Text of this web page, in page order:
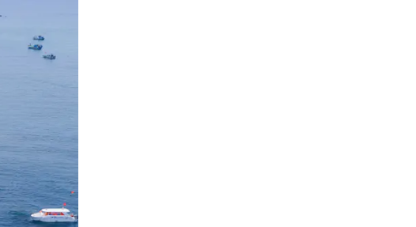
Văn hoá
Môi trường